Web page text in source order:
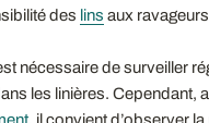
des lins aux
nécessaire de surveiller
les linières. Cependant,